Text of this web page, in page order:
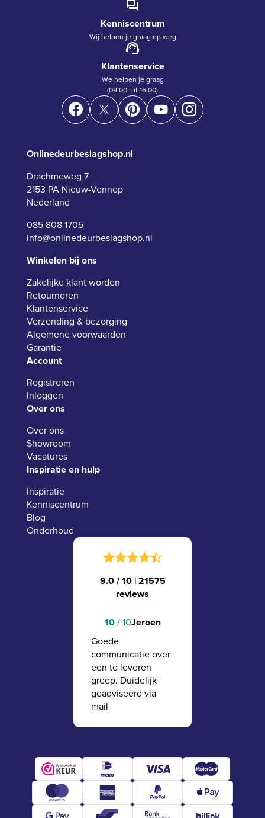
Kenniscentrum
Wij helpen je graag op weg
Klantenservice
We helpen je graag
(09:00 tot 16:00)
Onlinedeurbeslagshop.nl
Drachmeweg 7
2153 PA Nieuw-Vennep
Nederland
085 808 1705
info@onlinedeurbeslagshop.nl
Winkelen bij ons
Zakelijke klant worden
Retourneren
Klantenservice
Verzending & bezorging
Algemene voorwaarden
Garantie
Account
Registreren
Inloggen
Over ons
Over ons
Showroom
Vacatures
Inspiratie en hulp
Inspiratie
Kenniscentrum
Blog
Onderhoud
9.0 / 10 |21575
reviews
10/ 10Jeroen
Goede
communicatie over
een te leveren
greep. Duidelijk
geadviseerd via
mail